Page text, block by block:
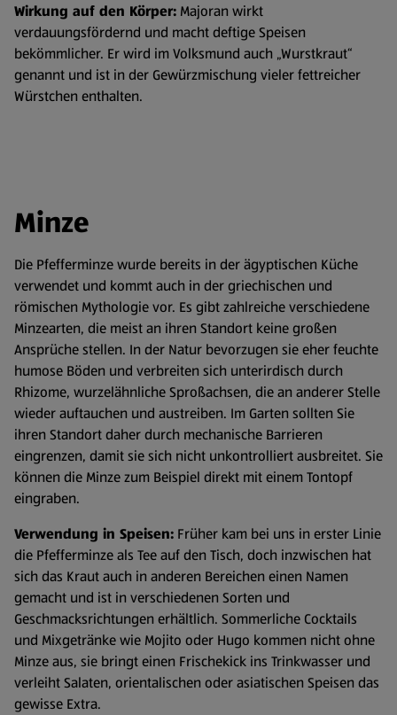
Wirkung auf den Körper: Majoran wirkt
verdauungsfördernd und macht deftige Speisen
bekömmlicher. Er wird im Volksmund auch „Wurstkraut“
genannt und ist in der Gewürzmischung vieler fettreicher
Würstchen enthalten.
Minze
Die Pfefferminze wurde bereits in der ägyptischen Küche
verwendet und kommt auch in der griechischen und
römischen Mythologie vor. Es gibt zahlreiche verschiedene
Minzearten, die meist an ihren Standort keine großen
Ansprüche stellen. In der Natur bevorzugen sie eher feuchte
humose Böden und verbreiten sich unterirdisch durch
Rhizome, wurzelähnliche Sproßachsen, die an anderer Stelle
wieder auftauchen und austreiben. Im Garten sollten Sie
ihren Standort daher durch mechanische Barrieren
eingrenzen, damit sie sich nicht unkontrolliert ausbreitet. Sie
können die Minze zum Beispiel direkt mit einem Tontopf
eingraben.
Verwendung in Speisen: Früher kam bei uns in erster Linie
die Pfefferminze als Tee auf den Tisch, doch inzwischen hat
sich das Kraut auch in anderen Bereichen einen Namen
gemacht und ist in verschiedenen Sorten und
Geschmacksrichtungen erhältlich. Sommerliche Cocktails
und Mixgetränke wie Mojito oder Hugo kommen nicht ohne
Minze aus, sie bringt einen Frischekick ins Trinkwasser und
verleiht Salaten, orientalischen oder asiatischen Speisen das
gewisse Extra.